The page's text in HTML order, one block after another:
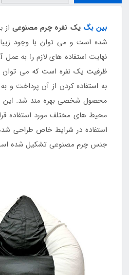
بین بگ یک نفره چرم مصنوعی
شده است و می توان با وجود
نهایت استفاده های لازم را به عمل
ظرفیت یک نفره است که می توان
به استفاده کردن از آن پرداخت و
محصول شخصی بهره مند شد. این
محیط های مختلف مورد استفاده
استفاده در شرایط خاص طراحی
جنس چرم مصنوعی تشکیل شده